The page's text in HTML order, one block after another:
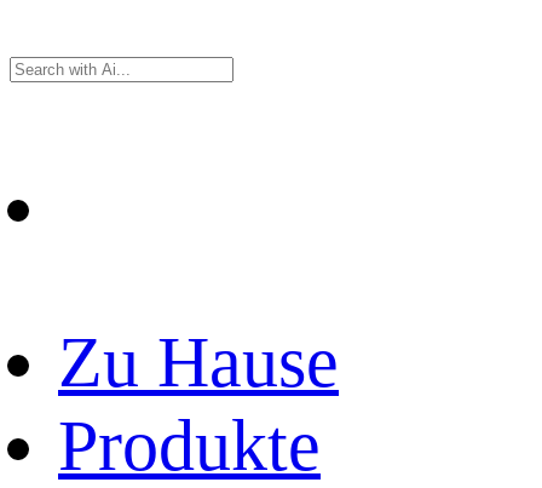
Zu Hause
Produkte